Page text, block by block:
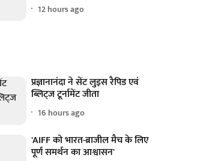
12 hours ago
प्रज्ञानानंदा ने सेंट लुइस रैपिड एवं
ब्लिट्ज टूर्नामेंट जीता
16 hours ago
'AIFF को भारत-ब्राजील मैच के लिए
पूर्ण समर्थन का आश्वासन'